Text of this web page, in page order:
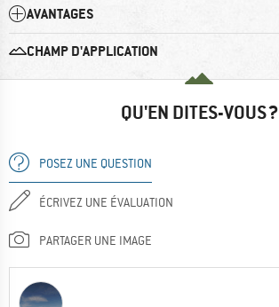
AVANTAGES
CHAMP D'APPLICATION
QU'EN DITES-VOUS ?
POSEZ UNE QUESTION
ÉCRIVEZ UNE ÉVALUATION
PARTAGER UNE IMAGE